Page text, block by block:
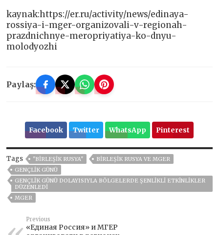
kaynak:https://er.ru/activity/news/edinaya-
rossiya-i-mger-organizovali-v-regionah-
prazdnichnye-meropriyatiya-ko-dnyu-
molodyozhi
Paylaş:
Facebook Twitter WhatsApp Pinterest
Tags "BIRLEŞIK RUSYA"
BIRLEŞIK RUSYA VE MGER
GENÇLIK GÜNÜ
GENÇLIK GÜNÜ DOLAYISIYLA BÖLGELERDE ŞENLIKLI ETKINLIKLER
DÜZENLEDI
MGER
Previous
«Единая Россия» и МГЕР